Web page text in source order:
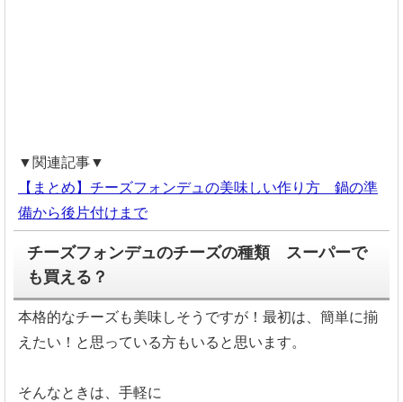
▼関連記事▼
【まとめ】チーズフォンデュの美味しい作り方 鍋の準
備から後片付けまで
チーズフォンデュのチーズの種類 スーパーで
も買える？
本格的なチーズも美味しそうですが！最初は、簡単に揃
えたい！と思っている方もいると思います。
そんなときは、手軽に